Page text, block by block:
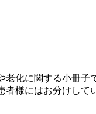
化に関する小冊
様にはお分けして